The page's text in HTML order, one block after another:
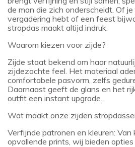
de man die zich onderscheidt. Of
vergadering hebt of een feest
stropdas maakt altijd indruk.
Waarom kiezen voor zijde?
Zijde staat bekend om haar
zijdezachte feel. Het materiaal
comfortabele pasvorm, zelfs
Daarnaast geeft de glans en het
outfit een instant upgrade.
Wat maakt onze zijden
Verfijnde patronen en kleuren:
opvallende prints, wij bieden